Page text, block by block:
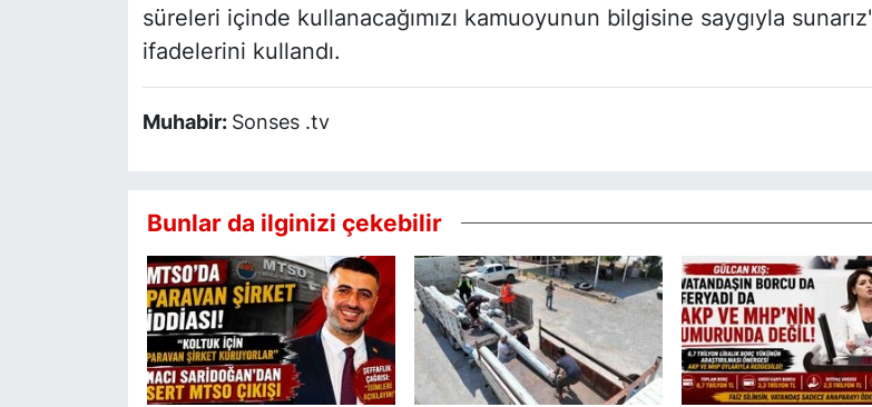
süreleri içinde kullanacağımızı kamuoyunun bilgisine saygıyla sunarız'
ifadelerini kullandı.
Muhabir: Sonses .tv
Bunlar da ilginizi çekebilir